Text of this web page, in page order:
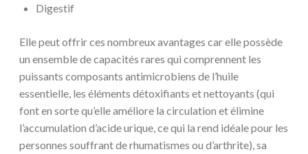
Digestif
Elle peut offrir ces nombreux avantages car elle possède
un ensemble de capacités rares qui comprennent les
puissants composants antimicrobiens de l’huile
essentielle, les éléments détoxifiants et nettoyants (qui
font en sorte qu’elle améliore la circulation et élimine
l’accumulation d’acide urique, ce qui la rend idéale pour les
personnes souffrant de rhumatismes ou d’arthrite), sa